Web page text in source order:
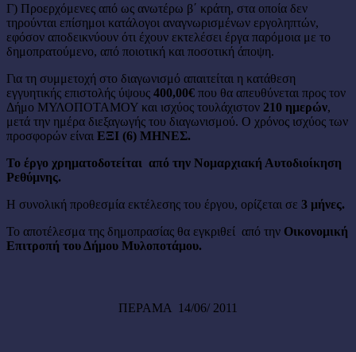
Γ) Προερχόμενες από ως ανωτέρω β΄ κράτη, στα οποία δεν
τηρούνται επίσημοι κατάλογοι αναγνωρισμένων εργοληπτών,
εφόσον αποδεικνύουν ότι έχουν εκτελέσει έργα παρόμοια με το
δημοπρατούμενο, από ποιοτική και ποσοτική άποψη.
Για τη συμμετοχή στο διαγωνισμό απαιτείται η κατάθεση
εγγυητικής επιστολής ύψους 400,00€ που θα απευθύνεται προς τον
Δήμο ΜΥΛΟΠΟΤΑΜΟΥ και ισχύος τουλάχιστον 210 ημερών,
μετά την ημέρα διεξαγωγής του διαγωνισμού. Ο χρόνος ισχύος των
προσφορών είναι ΕΞΙ (6) ΜΗΝΕΣ.
Το έργο χρηματοδοτείται από την Νομαρχιακή Αυτοδιοίκηση
Ρεθύμνης.
Η συνολική προθεσμία εκτέλεσης του έργου, ορίζεται σε 3 μήνες.
Το αποτέλεσμα της δημοπρασίας θα εγκριθεί από την Οικονομική
Επιτροπή του Δήμου Μυλοποτάμου.
ΠΕΡΑΜΑ 14/06/ 2011